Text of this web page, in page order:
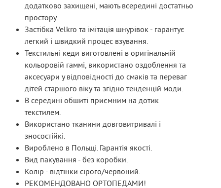
додатково захищені, мають всередині достатньо
простору.
Застібка Velkro та імітація шнурівок - гарантує
легкий і швидкий процес взування.
Текстильні кеди виготовлені в оригінальній
кольоровій гаммі, використано оздоблення та
аксесуари у відповідності до смаків та переваг
дітей старшого віку та згідно тенденцій моди.
В середині обшиті приємним на дотик
текстилем.
Використано тканини довговитривалі і
зносостійкі.
Вироблено в Польщі. Гарантія якості.
Вид пакування - без коробки.
Колір - відтінки сірого/червоний.
РЕКОМЕНДОВАНО ОРТОПЕДАМИ!